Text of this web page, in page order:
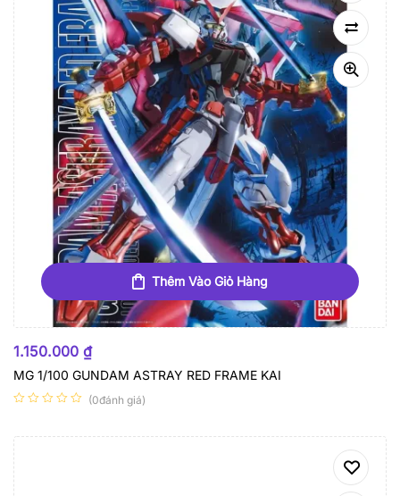
Thêm Vào Giỏ Hàng
1.150.000 ₫
MG 1/100 GUNDAM ASTRAY RED FRAME KAI
(0đánh giá)